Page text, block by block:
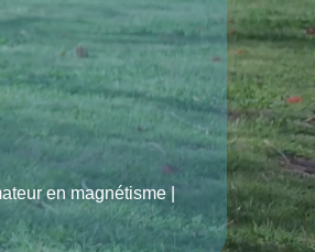
en magnétisme |